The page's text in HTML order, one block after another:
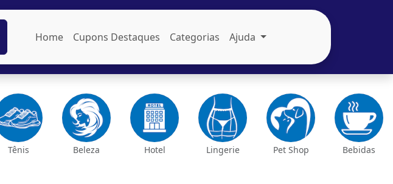
Home Cupons Destaques Categorias Ajuda
Tênis Beleza Hotel Lingerie Pet Shop Bebidas